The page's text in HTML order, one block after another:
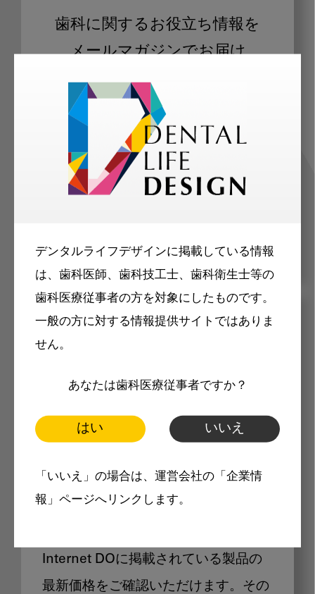
デンタルライフデザインに掲載している情報
は、歯科医師、歯科技工士、歯科衛生士等の
歯科医療従事者の方を対象にしたものです。
一般の方に対する情報提供サイトではありま
せん。
あなたは歯科医療従事者ですか？
はい いいえ
「いいえ」の場合は、運営会社の「企業情
報」ページへリンクします。
歯科に関するお役立ち情報を
メールマガジンでお届け
ご登録いただいた職種（歯科医師、歯
科衛生士、歯科技工士）に合わせた内
容のメールマガジンをお届けします。
メリット
製品価格も閲覧可能
Internet DOに掲載されている製品の
最新価格をご確認いただけます。その